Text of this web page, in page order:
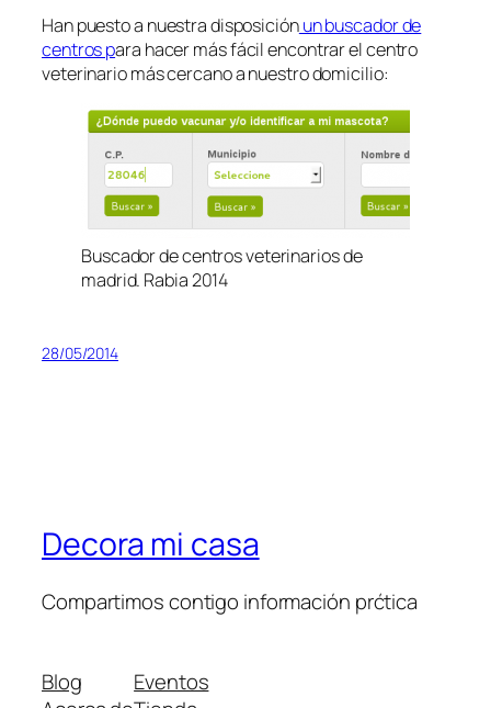
Han puesto a nuestra disposiciónun buscador de
centros para hacer más fácil encontrar el centro
veterinario más cercano a nuestro domicilio:
Buscador de centros veterinarios de
madrid. Rabia 2014
28/05/2014
Decora mi casa
Compartimos contigo información prćtica
Blog
Eventos